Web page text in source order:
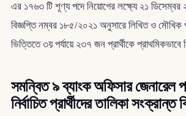
এর ১৭৬৩ টি শূণ্য পদে নিয়োগের লক্ষ্যে ২১ ডিসেম্বর
বিজ্ঞপ্তি নম্বর ১৮৫/২০২১ অনুসারে লিখিত ও মৌখিক
ভিত্তিতে ৩য় পর্যায়ে ২৩৭ জন প্রার্থীকে প্রাথমিকভাবে
সমন্বিত ৯ ব্যাংক অফিসার জেনারেল
নির্বাচিত প্রার্থীদের তালিকা সংক্রান্ত